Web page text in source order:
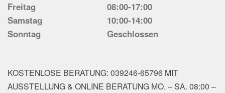
Freitag
08:00-17:00
Samstag
10:00-14:00
Sonntag
Geschlossen
KOSTENLOSE BERATUNG: 039246-65796 MIT
AUSSTELLUNG & ONLINE BERATUNG MO. – SA. 08:00 –